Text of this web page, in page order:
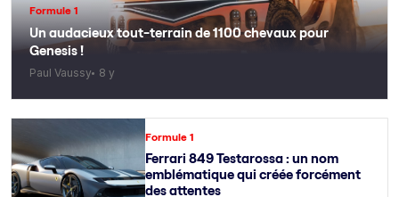
Formule 1
Un audacieux tout-terrain de 1100 chevaux pour
Genesis !
Paul Vaussy 8 y
Formule 1
Ferrari 849 Testarossa : un nom
emblématique qui créée forcément
des attentes